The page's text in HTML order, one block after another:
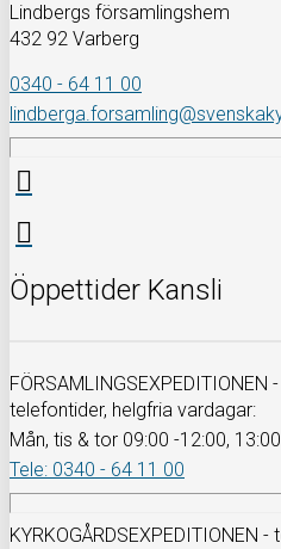
Lindbergs församlingshem
432 92 Varberg
0340 - 64 11 00
Öppettider Kansli
FÖRSAMLINGSEXPEDITIONEN
telefontider, helgfria vardagar:
Mån, tis & tor 09:00 -12:00,
Tele: 0340 - 64 11 00
KYRKOGÅRDSEXPEDITIONEN -